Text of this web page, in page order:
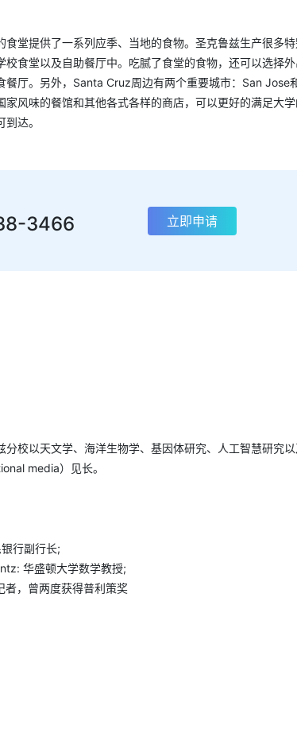
食堂提供了一系列应季、当地的食物。圣克鲁兹生产很多
校食堂以及自助餐厅中。吃腻了食堂的食物，还可以选择
餐厅。另外，Santa Cruz周边有两个重要城市：San Jose
家风味的餐馆和其他各式各样的商店，可以更好的满足大
达。
3466 立即申请
分校以天文学、海洋生物学、基因体研究、人工智慧研究
media）见长。
行副行长;
华盛顿大学数学教授;
者，曾两度获得普利策奖